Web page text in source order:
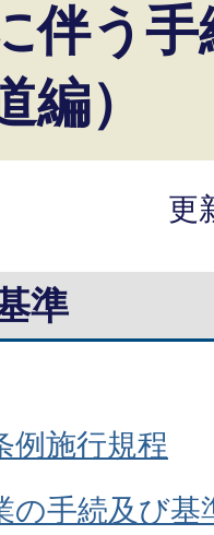
伴う
編）
更
準
例施行規程
の手続及び